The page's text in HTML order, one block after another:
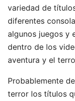
variedad de
diferentes
algunos juegos y
dentro de los
aventura y el
Probablemente
terror los títulos